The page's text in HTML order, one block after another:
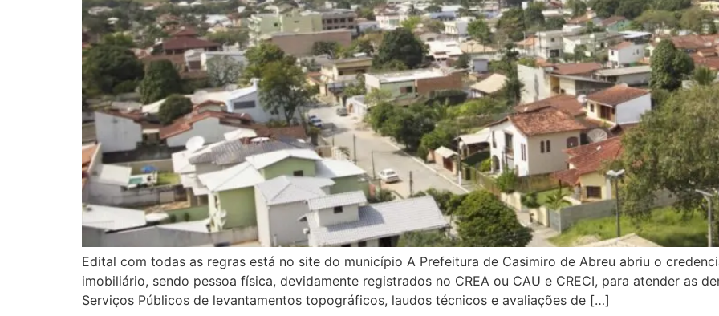
Edital com todas as regras está no site do município A Prefeitura de Casimiro de Abreu abriu o
imobiliário, sendo pessoa física, devidamente registrados no CREA ou CAU e CRECI, para atender as
Serviços Públicos de levantamentos topográficos, laudos técnicos e avaliações de […]